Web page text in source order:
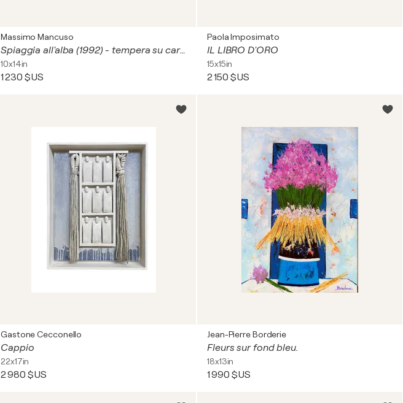
Massimo Mancuso
Spiaggia all'alba (1992) - tempera su cartoncino - cm 35 x 25
10x14in
1 230 $US
Paola Imposimato
IL LIBRO D'ORO
15x15in
2 150 $US
Gastone Cecconello
Cappio
22x17in
2 980 $US
Jean-Pierre Borderie
Fleurs sur fond bleu.
18x13in
1 990 $US